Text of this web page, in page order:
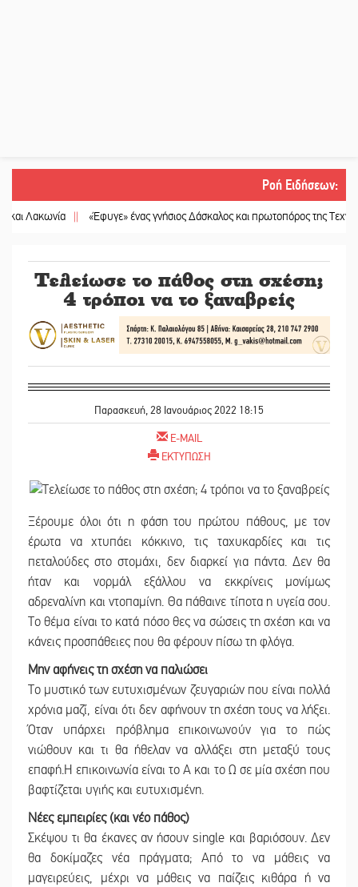
Ροή Ειδήσεων:
|| «Έφυγε» ένας γνήσιος Δάσκαλος και πρωτοπόρος της Τεχνικής
Τελείωσε το πάθος στη σχέση;
4 τρόποι να το ξαναβρείς
Παρασκευή, 28 Ιανουάριος 2022 18:15
E-MAIL
ΕΚΤΥΠΩΣΗ
Ξέρουμε όλοι ότι η φάση του πρώτου πάθους, με τον
έρωτα να χτυπάει κόκκινο, τις ταχυκαρδίες και τις
πεταλούδες στο στομάχι, δεν διαρκεί για πάντα. Δεν θα
ήταν και νορμάλ εξάλλου να εκκρίνεις μονίμως
αδρεναλίνη και ντοπαμίνη. Θα πάθαινε τίποτα η υγεία σου.
Το θέμα είναι το κατά πόσο θες να σώσεις τη σχέση και να
κάνεις προσπάθειες που θα φέρουν πίσω τη φλόγα.
Μην αφήνεις τη σχέση να παλιώσει
Το μυστικό των ευτυχισμένων ζευγαριών που είναι πολλά
χρόνια μαζί, είναι ότι δεν αφήνουν τη σχέση τους να λήξει.
Όταν υπάρχει πρόβλημα επικοινωνούν για το πώς
νιώθουν και τι θα ήθελαν να αλλάξει στη μεταξύ τους
επαφή.Η επικοινωνία είναι το Α και το Ω σε μία σχέση που
βαφτίζεται υγιής και ευτυχισμένη.
Νέες εμπειρίες (και νέο πάθος)
Σκέψου τι θα έκανες αν ήσουν single και βαριόσουν. Δεν
θα δοκίμαζες νέα πράγματα; Από το να μάθεις να
μαγειρεύεις, μέχρι να μάθεις να παίζεις κιθάρα ή να